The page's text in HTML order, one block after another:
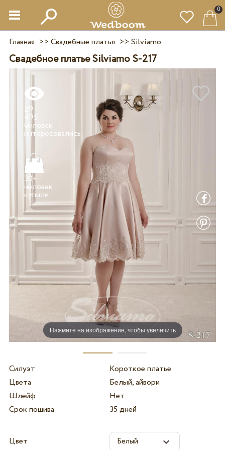
0
Главная >> Свадебные платья >> Silviamo
Свадебное платье Silviamo S-217
Нажмите на изображение, чтобы увеличить
29
495
человек
30+
человек
Силуэт
Короткое платье
Цвета
Белый, айвори
Шлейф
Нет
Срок пошива
35 дней
Цвет